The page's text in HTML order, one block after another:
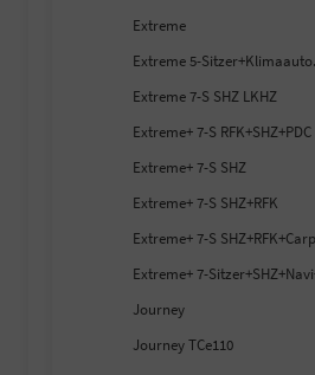
Extreme
Extreme 5-
Extreme 7-S SHZ LKHZ
Extreme+ 7-S RFK+SHZ+PDC
Extreme+ 7-S SHZ
Extreme+ 7-S SHZ+RFK
Extreme+ 7-S
Extreme+ 7-
Journey
Journey TCe110